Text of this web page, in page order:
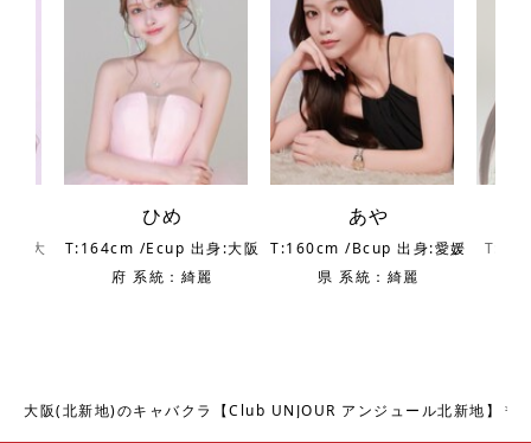
身:大
ひめ
T:164cm /Ecup 出身:大阪
府 系統：綺麗
あや
T:160cm /Bcup 出身:愛媛
県 系統：綺麗
大阪(北新地)のキャバクラ【Club UNJOUR アンジュール北新地】